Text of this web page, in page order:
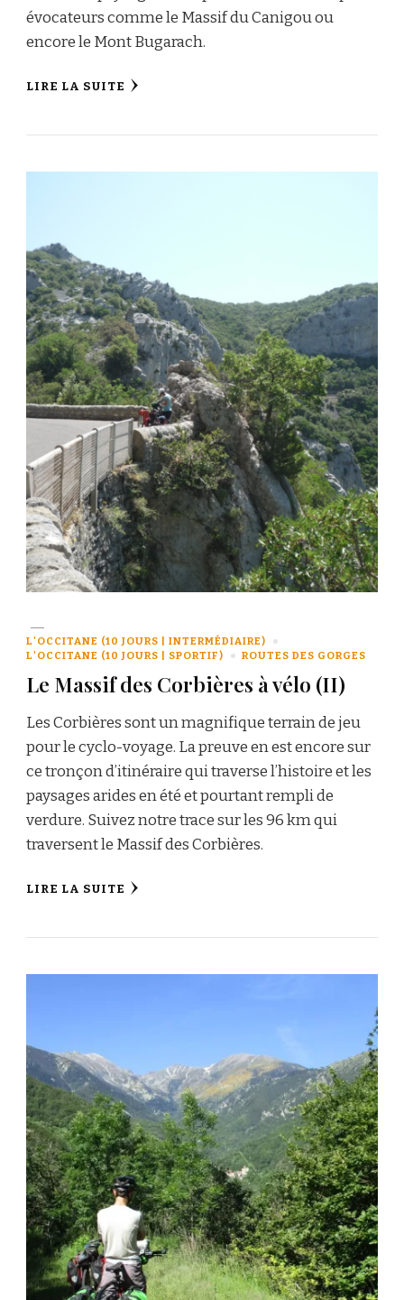
évocateurs comme le Massif du Canigou ou
encore le Mont Bugarach.
LIRE LA SUITE
L'OCCITANE (10 JOURS | INTERMÉDIAIRE)
L'OCCITANE (10 JOURS | SPORTIF)
ROUTES DES GORGES
Le Massif des Corbières à vélo (II)
Les Corbières sont un magnifique terrain de jeu
pour le cyclo-voyage. La preuve en est encore sur
ce tronçon d’itinéraire qui traverse l’histoire et les
paysages arides en été et pourtant rempli de
verdure. Suivez notre trace sur les 96 km qui
traversent le Massif des Corbières.
LIRE LA SUITE